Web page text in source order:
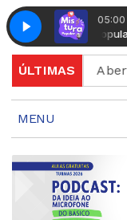
Mistura
ÚLTIMASAbertura de
MENU